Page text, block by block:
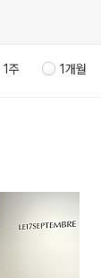
1주 1개월